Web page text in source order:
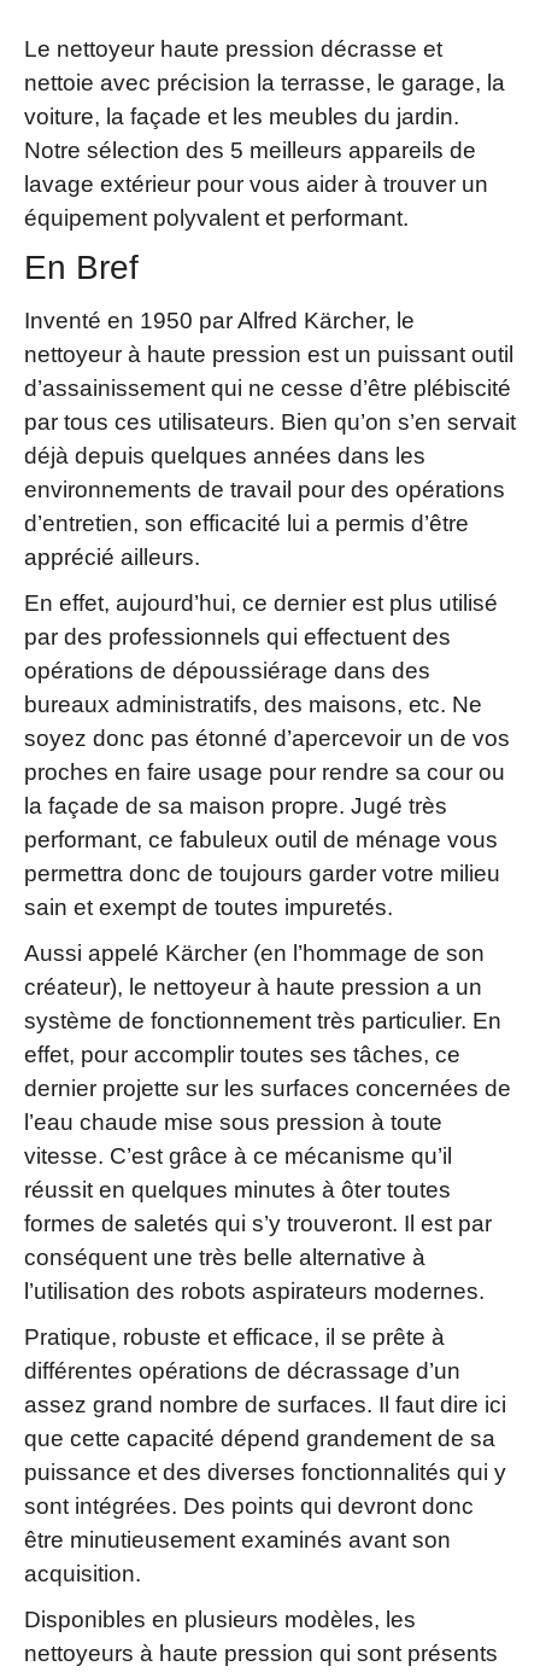
Le nettoyeur haute pression décrasse et
nettoie avec précision la terrasse, le garage, la
voiture, la façade et les meubles du jardin.
Notre sélection des 5 meilleurs appareils de
lavage extérieur pour vous aider à trouver un
équipement polyvalent et performant.
En Bref
Inventé en 1950 par Alfred Kärcher, le
nettoyeur à haute pression est un puissant outil
d’assainissement qui ne cesse d’être plébiscité
par tous ces utilisateurs. Bien qu’on s’en servait
déjà depuis quelques années dans les
environnements de travail pour des opérations
d’entretien, son efficacité lui a permis d’être
apprécié ailleurs.
En effet, aujourd’hui, ce dernier est plus utilisé
par des professionnels qui effectuent des
opérations de dépoussiérage dans des
bureaux administratifs, des maisons, etc. Ne
soyez donc pas étonné d’apercevoir un de vos
proches en faire usage pour rendre sa cour ou
la façade de sa maison propre. Jugé très
performant, ce fabuleux outil de ménage vous
permettra donc de toujours garder votre milieu
sain et exempt de toutes impuretés.
Aussi appelé Kärcher (en l’hommage de son
créateur), le nettoyeur à haute pression a un
système de fonctionnement très particulier. En
effet, pour accomplir toutes ses tâches, ce
dernier projette sur les surfaces concernées de
l’eau chaude mise sous pression à toute
vitesse. C’est grâce à ce mécanisme qu’il
réussit en quelques minutes à ôter toutes
formes de saletés qui s’y trouveront. Il est par
conséquent une très belle alternative à
l’utilisation des robots aspirateurs modernes.
Pratique, robuste et efficace, il se prête à
différentes opérations de décrassage d’un
assez grand nombre de surfaces. Il faut dire ici
que cette capacité dépend grandement de sa
puissance et des diverses fonctionnalités qui y
sont intégrées. Des points qui devront donc
être minutieusement examinés avant son
acquisition.
Disponibles en plusieurs modèles, les
nettoyeurs à haute pression qui sont présents